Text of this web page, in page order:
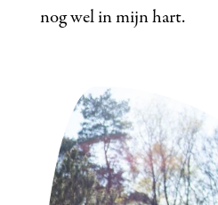
nog wel in mijn hart.